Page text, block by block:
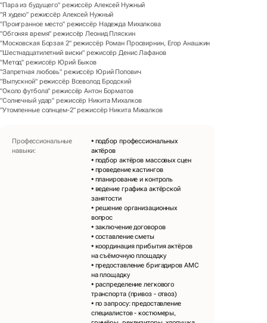
"Пара из будущего" режиссёр Алексей Нужный
"Я худею" режиссёр Алексей Нужный
"Проигранное место" режиссёр Надежда Михалкова
"Обгоняя время" режиссёр Леонид Пляскин
"Московская Борзая 2" режиссёр Роман Просвирнин, Егор Анашкин
"Шестнадцатилетний виски" режиссёр Денис Лафанов
"Метод" режиссёр Юрий Быков
"Запретная любовь" режиссёр Юрий Попович
"Выпускной" режиссёр Всеволод Бродский
"Около футбола" режиссёр Антон Борматов
"Солнечный удар" режиссёр Никита Михалков
"Утомленные солнцем-2" режиссёр Никита Михалков
Профессиональные
навыки:
• подбор профессиональных
актёров
• подбор актёров массовых сцен
• проведение кастингов
• планирование и контроль
• ведение графика актёрской
занятости
• решение организационных
вопрос
• заключение договоров
• составление сметы
• координация прибытия актёров
на съёмочную площадку
• предоставление бригадиров АМС
на площадку
• распределение легкового
транспорта (привоз - отвоз)
• по запросу: предоставление
специалистов - костюмеры,